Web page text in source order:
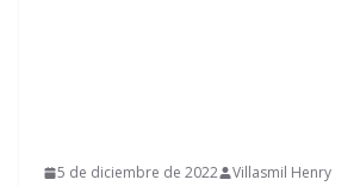
5 de diciembre de 2022 Villasmil Henry